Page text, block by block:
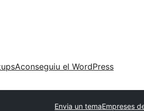
Aconseguiu el WordPress
Envia un temaEmpreses